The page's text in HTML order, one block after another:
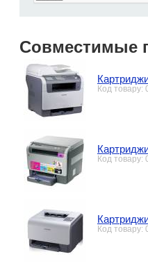
Совместимые
Код товару:
Код товару:
Код товару: